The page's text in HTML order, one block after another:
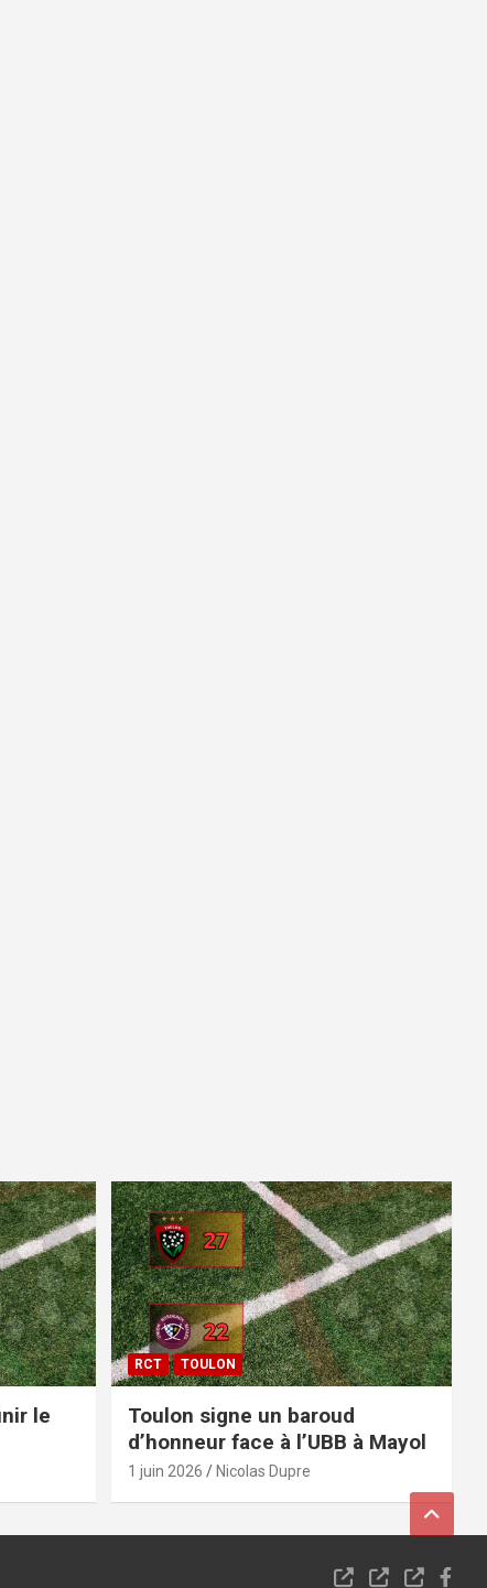
le
RCT TOULON
Toulon signe un baroud
d’honneur face à l’UBB à Mayol
1 juin 2026 Nicolas Dupre